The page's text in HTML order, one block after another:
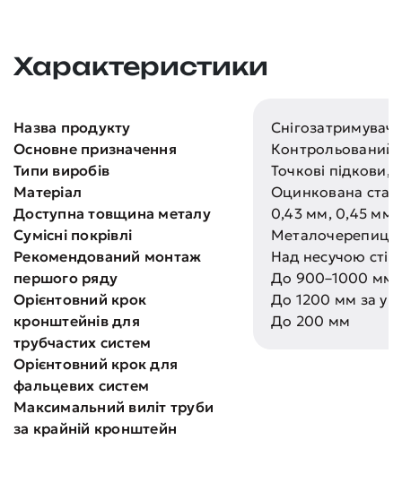
Характеристики
Назва продукту
Основне призначення
Типи виробів
Матеріал
Доступна товщина металу
Сумісні покрівлі
Рекомендований монтаж
першого ряду
Орієнтовний крок
кронштейнів для
трубчастих систем
Орієнтовний крок для
фальцевих систем
Максимальний виліт труби
за крайній кронштейн
Контрольований
Точкові підкови,
Оцинкована
0,43 мм, 0,45 мм,
Над несучою
До 900–1000 мм
До 1200 мм за
До 200 мм